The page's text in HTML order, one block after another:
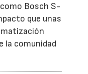
Bosch S-
que unas
la comunidad